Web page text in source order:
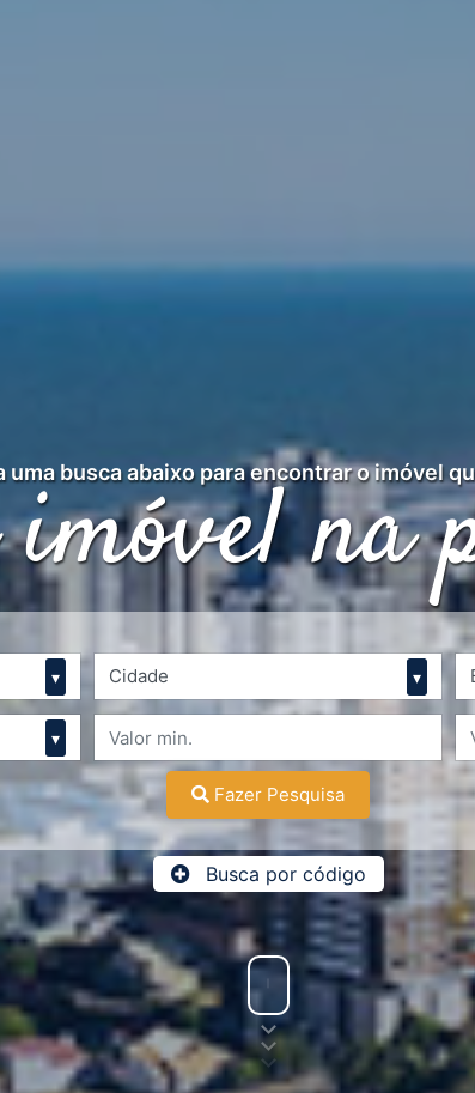
uma busca abaixo para encontrar o imóvel
imóvel na
▾ Cidade ▾
▾
Fazer Pesquisa
Busca por código